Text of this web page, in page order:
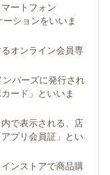
ートフォン
ションをいいま
オンライン会員専
ンバーズに発行され
ード」といいま
で表示される、店
プリ会員証」とい
ンストアで商品購